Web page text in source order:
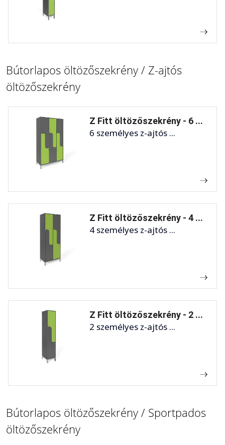
Bútorlapos öltözőszekrény / Z-ajtós
öltözőszekrény
Z Fitt öltözőszekrény - 6 ...
6 személyes z-ajtós ...
Z Fitt öltözőszekrény - 4 ...
4 személyes z-ajtós ...
Z Fitt öltözőszekrény - 2 ...
2 személyes z-ajtós ...
Bútorlapos öltözőszekrény / Sportpados
öltözőszekrény